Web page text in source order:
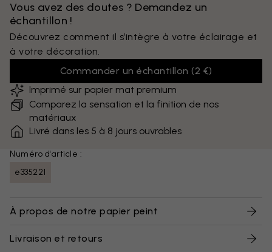
Vous avez des doutes ? Demandez un
échantillon !
Découvrez comment il s’intègre à votre éclairage et
à votre décoration.
Commander un échantillon (2 €)
Imprimé sur papier mat premium
Comparez la sensation et la finition de nos
matériaux
Livré dans les 5 à 8 jours ouvrables
Numéro d'article :
e335221
À propos de notre papier peint
Livraison et retours